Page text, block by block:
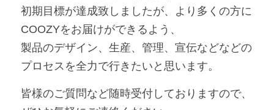
初期目標が達成致しましたが、より多くの方に
COOZYをお届けができるよう、
製品のデザイン、生産、管理、宣伝などなどの
プロセスを全力で行きたいと思います。
皆様のご質問など随時受付しておりますので、